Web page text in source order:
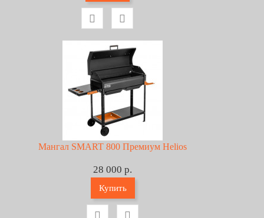
Мангал SMART 800 Премиум Helios
28 000 р.
Купить